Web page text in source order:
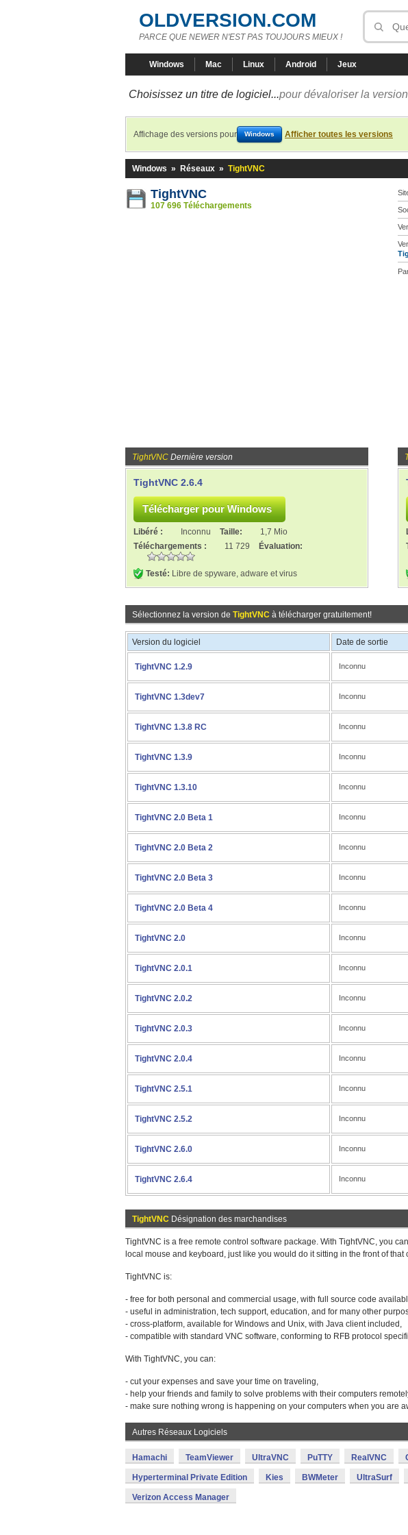
OLDVERSION.COM
PARCE QUE NEWER N'EST PAS TOUJOURS MIEUX !
Windows Mac Linux Android Jeux
Choisissez un titre de logiciel...pour dévaloriser la
Affichage des versions pour Windows Afficher toutes les versions
Windows » Réseaux » TightVNC
TightVNC
107 696 Téléchargements
TightVNC Dernière version
TightVNC 2.6.4
Libéré : Inconnu Taille:
1,7 Mio
Téléchargements :
11 729 Évaluation:
Testé: Libre de spyware, adware et virus
Sélectionnez la version de TightVNC à télécharger gratuitement!
Version du logiciel Date de sortie
TightVNC 1.2.9 Inconnu
TightVNC 1.3dev7 Inconnu
TightVNC 1.3.8 RC Inconnu
TightVNC 1.3.9 Inconnu
TightVNC 1.3.10 Inconnu
TightVNC 2.0 Beta 1 Inconnu
TightVNC 2.0 Beta 2 Inconnu
TightVNC 2.0 Beta 3 Inconnu
TightVNC 2.0 Beta 4 Inconnu
TightVNC 2.0 Inconnu
TightVNC 2.0.1 Inconnu
TightVNC 2.0.2 Inconnu
TightVNC 2.0.3 Inconnu
TightVNC 2.0.4 Inconnu
TightVNC 2.5.1 Inconnu
TightVNC 2.5.2 Inconnu
TightVNC 2.6.0 Inconnu
TightVNC 2.6.4 Inconnu
TightVNC Désignation des marchandises
TightVNC is a free remote control software package. With TightVNC, you
local mouse and keyboard, just like you would do it sitting in the front of that
TightVNC is:
- free for both personal and commercial usage, with full source code
- useful in administration, tech support, education, and for many other
- cross-platform, available for Windows and Unix, with Java client included,
- compatible with standard VNC software, conforming to RFB protocol
With TightVNC, you can:
- cut your expenses and save your time on traveling,
- help your friends and family to solve problems with their computers
- make sure nothing wrong is happening on your computers when you are
Autres Réseaux Logiciels
Hamachi TeamViewer UltraVNC PuTTY RealVNC
Hyperterminal Private Edition Kies BWMeter UltraSurf
Verizon Access Manager